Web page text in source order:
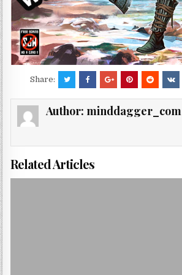
Share:
Author: minddagger_com
Related Articles